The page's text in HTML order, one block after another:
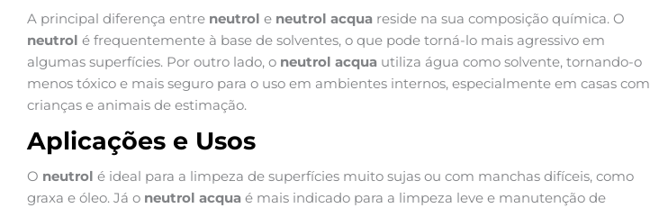
A principal diferença entre neutrol e neutrol acqua reside na sua composição química. O
neutrol é frequentemente à base de solventes, o que pode torná-lo mais agressivo em
algumas superfícies. Por outro lado, o neutrol acqua utiliza água como solvente, tornando-o
menos tóxico e mais seguro para o uso em ambientes internos, especialmente em casas com
crianças e animais de estimação.
Aplicações e Usos
O neutrol é ideal para a limpeza de superfícies muito sujas ou com manchas difíceis, como
graxa e óleo. Já o neutrol acqua é mais indicado para a limpeza leve e manutenção de